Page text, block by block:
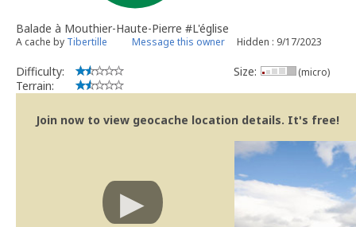
Balade à Mouthier-Haute-Pierre #L'église
A cache by Tibertille Message this owner Hidden : 9/17/2023
Difficulty:
Terrain:
Size: (micro)
Join now to view geocache location details. It's free!